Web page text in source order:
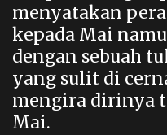
menyatakan
kepada Mai
dengan sebuah
yang sulit di
mengira dirinya
Mai.